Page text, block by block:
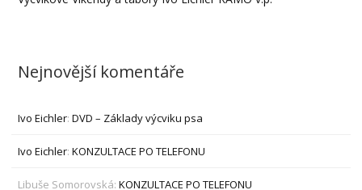
Nejnovější komentáře
Ivo Eichler:DVD – Základy výcviku psa
Ivo Eichler:KONZULTACE PO TELEFONU
Libuše Somorovská:KONZULTACE PO TELEFONU